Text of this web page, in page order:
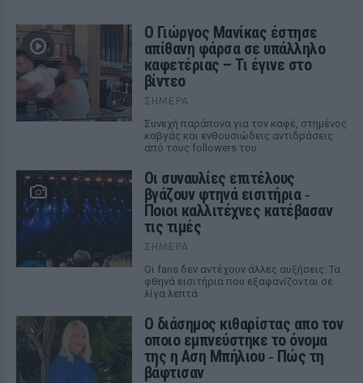
Ο Γιώργος Μανίκας έστησε
απίθανη φάρσα σε υπάλληλο
καφετέριας – Τι έγινε στο
βίντεο
ΣΉΜΕΡΑ
Συνεχή παράπονα για τον καφέ, στημένος
καβγάς και ενθουσιώδεις αντιδράσεις
από τους followers του
Οι συναυλίες επιτέλους
βγάζουν φτηνά εισιτήρια ‑
Ποιοι καλλιτέχνες κατέβασαν
τις τιμές
ΣΉΜΕΡΑ
Οι fans δεν αντέχουν άλλες αυξήσεις: Τα
φθηνά εισιτήρια που εξαφανίζονται σε
λίγα λεπτά
Ο διάσημος κιθαρίστας απο τον
οποιο εμπνεύστηκε το όνομα
της η Αση Μπήλιου ‑ Πώς τη
βάφτισαν